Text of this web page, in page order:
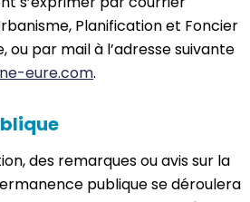
Planification et Foncier
ou par mail à l’adresse suivante
eure.com.
des remarques ou avis sur la
publique se déroulera